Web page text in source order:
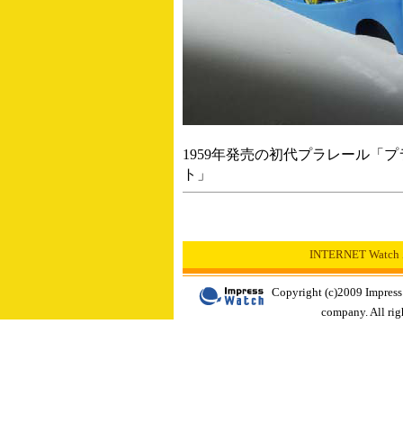
1959年発売の初代プラレール「
ト」
INTERNET
Copyright (c)2009
company. All